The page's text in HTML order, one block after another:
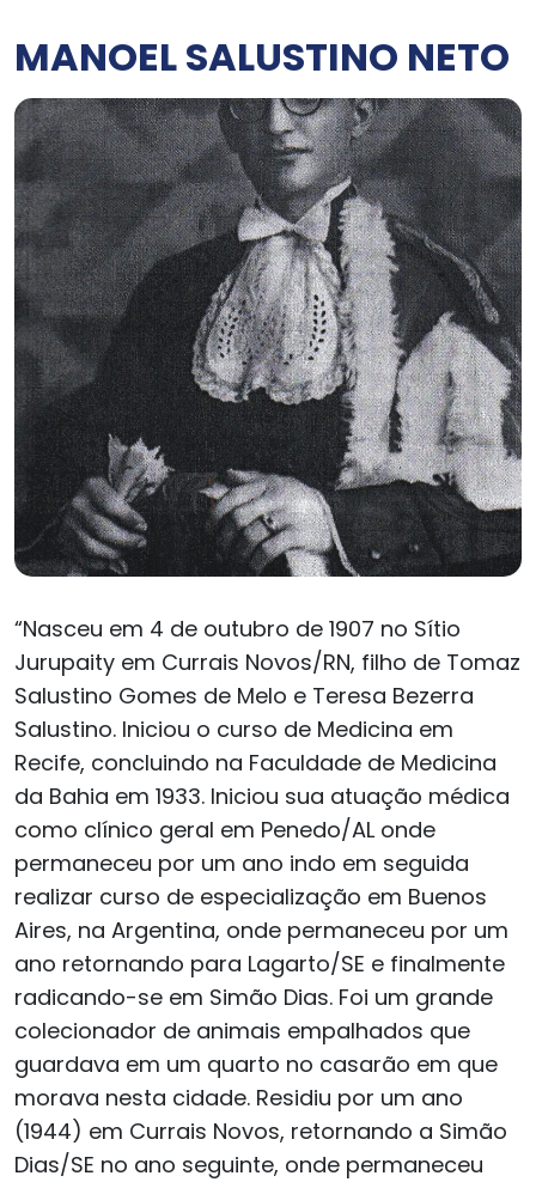
MANOEL SALUSTINO NETO
“Nasceu em 4 de outubro de 1907 no Sítio
Jurupaity em Currais Novos/RN, filho de Tomaz
Salustino Gomes de Melo e Teresa Bezerra
Salustino. Iniciou o curso de Medicina em
Recife, concluindo na Faculdade de Medicina
da Bahia em 1933. Iniciou sua atuação médica
como clínico geral em Penedo/AL onde
permaneceu por um ano indo em seguida
realizar curso de especialização em Buenos
Aires, na Argentina, onde permaneceu por um
ano retornando para Lagarto/SE e finalmente
radicando-se em Simão Dias. Foi um grande
colecionador de animais empalhados que
guardava em um quarto no casarão em que
morava nesta cidade. Residiu por um ano
(1944) em Currais Novos, retornando a Simão
Dias/SE no ano seguinte, onde permaneceu